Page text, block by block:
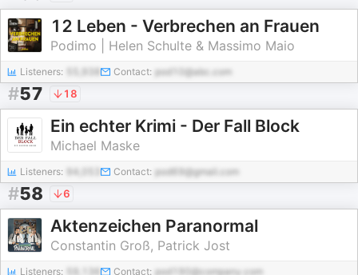
12 Leben - Verbrechen an Frauen
Podimo | Helen Schulte & Massimo Maio
Listeners: Contact: pod10@abc.com
#57 18
Ein echter Krimi - Der Fall Block
Michael Maske
Listeners: 94,053 Contact: pod69@gmail.com
#58 6
Aktenzeichen Paranormal
Constantin Groß, Patrick Jost
Listeners: Contact: pod190@company.com